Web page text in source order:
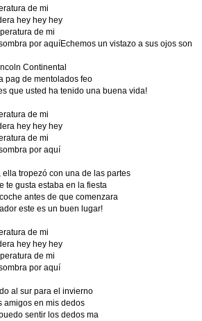
de mi
hey hey hey
de mi
por aquíEchemos un vistazo a sus ojos son
Continental
pag de mentolados feo
que usted ha tenido una buena vida!
de mi
hey hey hey
de mi
por aquí
tropezó con una de las partes
te gusta estaba en la fiesta
antes de que comenzara
este es un buen lugar!
de mi
hey hey hey
de mi
por aquí
al sur para el invierno
amigos en mis dedos
sentir los dedos ma